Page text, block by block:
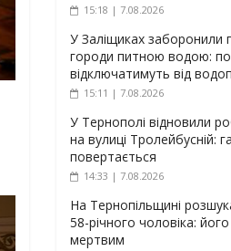
15:18 | 7.08.2026
У Заліщиках заборонили
городи питною водою:
відключатимуть від
15:11 | 7.08.2026
У Тернополі відновили
на вулиці Тролейбусній:
повертається
14:33 | 7.08.2026
На Тернопільщині
58-річного чоловіка:
мертвим